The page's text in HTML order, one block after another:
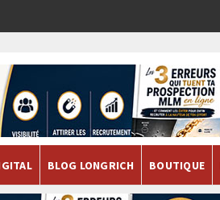
BLOG LONGRICH BOUTIQUE